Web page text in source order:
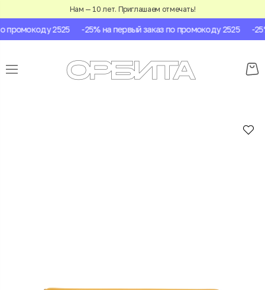
Нам — 10 лет. Приглашаем отмечать!
2525 -25% на первый заказ по промокоду 2525 -